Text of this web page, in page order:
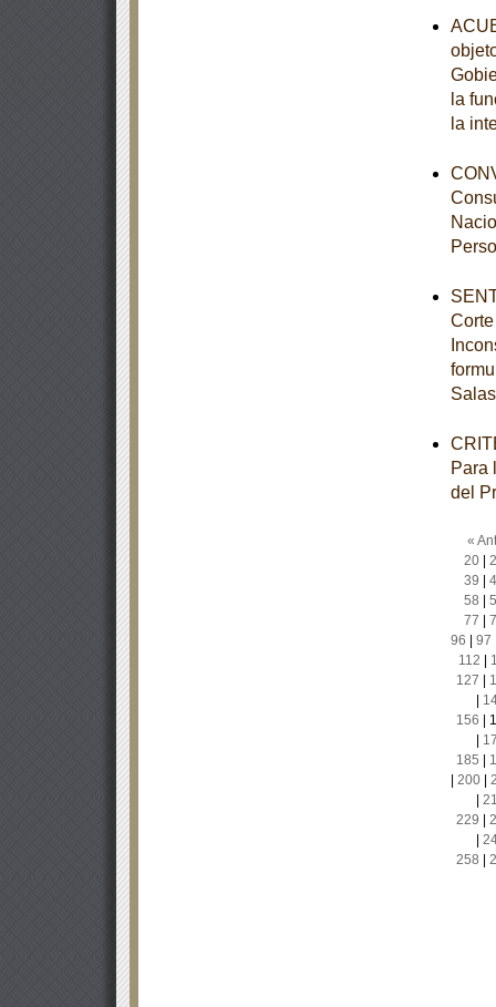
la
la
Para
del
«
20|
39
58
77
96
97
112
127
156
185
200|
229
258